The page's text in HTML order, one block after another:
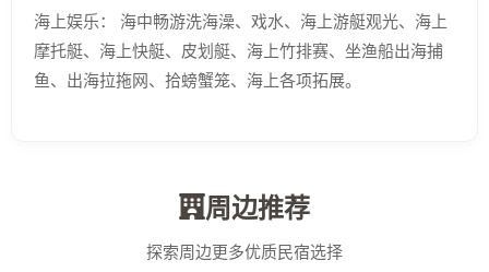
海上娱乐： 海中畅游洗海澡、戏水、海上游艇观光、海上
摩托艇、海上快艇、皮划艇、海上竹排赛、坐渔船出海捕
鱼、出海拉拖网、拾螃蟹笼、海上各项拓展。
周边推荐
探索周边更多优质民宿选择